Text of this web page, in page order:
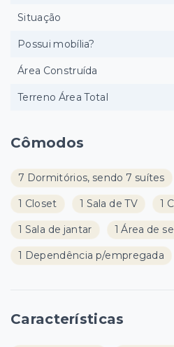
Cômodos
7 Dormitórios, sendo 7 suítes
1 Closet 1 Sala de TV 1
1 Sala de jantar 1 Área de
1 Dependência p/empregada
Características
Situação
Possui mobília?
Área Construída
Terreno Área Total